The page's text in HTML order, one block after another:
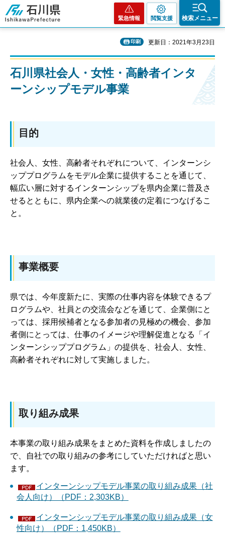
石川県
緊急情報 閲覧支援 検索メニュー
印刷 更新日：2021年3月23日
石川県社会人・女性・高齢者インタ
ーンシップモデル事業
目的
社会人、女性、高齢者それぞれについて、インターンシ
ッププログラムをモデル企業に提供することを通じて、
幅広い層に対するインターンシップを県内企業に普及さ
せるとともに、県内企業への就業後の定着につなげるこ
と。
事業概要
県では、今年度新たに、実際の仕事内容を体験できるプ
ログラムや、社員との交流会などを通じて、企業側にと
っては、採用候補者となる参加者の見極めの機会、参加
者側にとっては、仕事のイメージや理解促進となる「イ
ンターンシッププログラム」の提供を、社会人、女性、
高齢者それぞれに対して実施しました。
取り組み成果
本事業の取り組み成果をまとめた資料を作成しましたの
で、自社での取り組みの参考にしていただければと思い
ます。
インターンシップモデル事業の取り組み成果（社
会人向け）（PDF：2,303KB）
インターンシップモデル事業の取り組み成果（女
性向け）（PDF：1,450KB）